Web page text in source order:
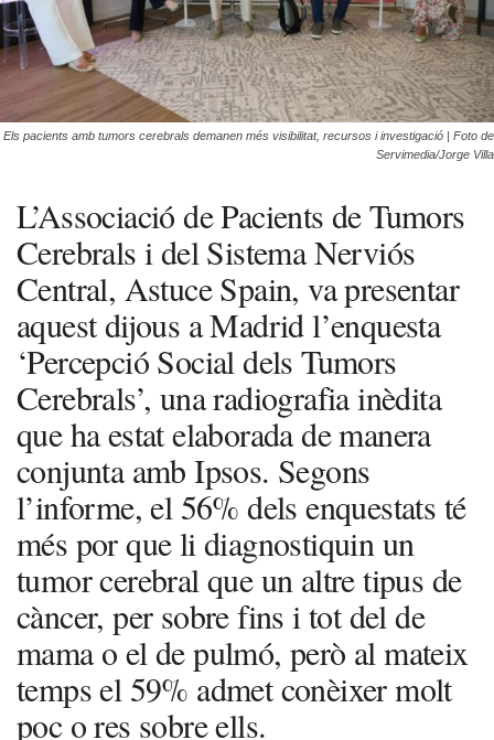
Els pacients amb tumors cerebrals demanen més visibilitat, recursos i investigació | Foto de
Servimedia/Jorge Villa
L’Associació de Pacients de Tumors
Cerebrals i del Sistema Nerviós
Central, Astuce Spain, va presentar
aquest dijous a Madrid l’enquesta
‘Percepció Social dels Tumors
Cerebrals’, una radiografia inèdita
que ha estat elaborada de manera
conjunta amb Ipsos. Segons
l’informe, el 56% dels enquestats té
més por que li diagnostiquin un
tumor cerebral que un altre tipus de
càncer, per sobre fins i tot del de
mama o el de pulmó, però al mateix
temps el 59% admet conèixer molt
poc o res sobre ells.